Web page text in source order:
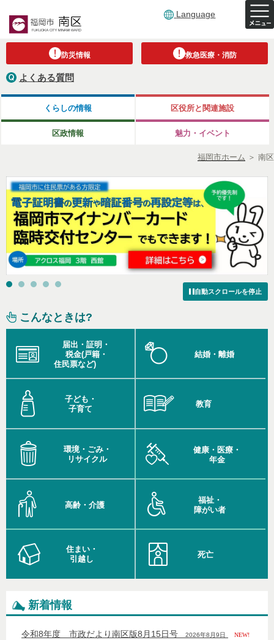
Language
防災情報 救急医療・消防
よくある質問
くらしの情報 区役所と関連施設
区政情報 魅力・イベント
福岡市ホーム ＞ 南区
自動スクロールを停止
こんなときは?
届出・証明・
税金(戸籍・
住民票など)
結婚・離婚
子ども・
子育て
教育
環境・ごみ・
リサイクル
健康・医療・
年金
高齢・介護
福祉・
障がい者
住まい・
引越し
死亡
新着情報
令和8年度 市政だより南区版8月15日号 2026年8月9日 NEW!